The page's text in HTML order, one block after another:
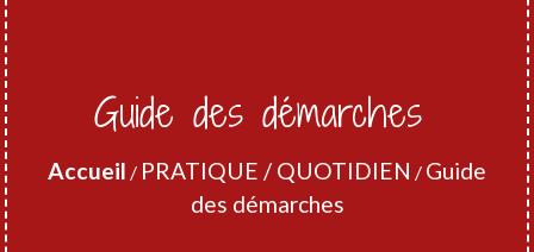
Guide des démarches
Accueil / PRATIQUE / QUOTIDIEN / Guide
des démarches